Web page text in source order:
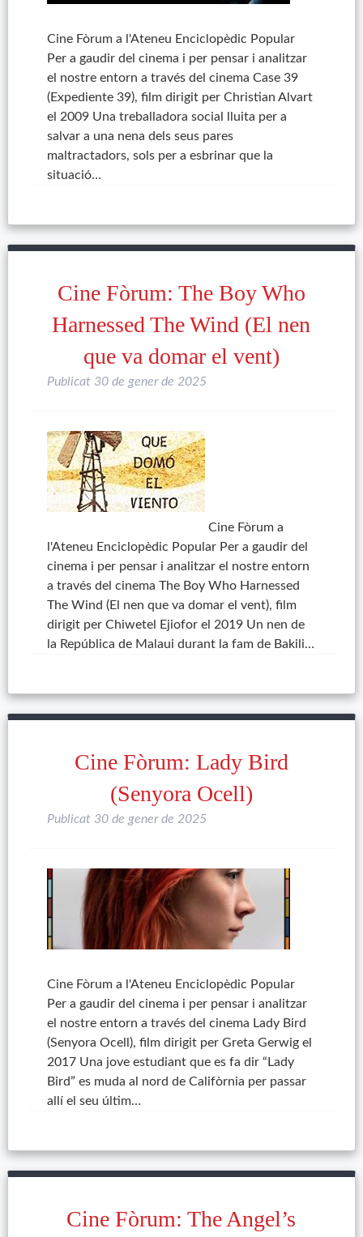
Cine Fòrum a l'Ateneu Enciclopèdic Popular
Per a gaudir del cinema i per pensar i analitzar
el nostre entorn a través del cinema Case 39
(Expediente 39), film dirigit per Christian Alvart
el 2009 Una treballadora social lluita per a
salvar a una nena dels seus pares
maltractadors, sols per a esbrinar que la
situació…
Cine Fòrum: The Boy Who
Harnessed The Wind (El nen
que va domar el vent)
Publicat 30 de gener de 2025
Cine Fòrum a
l'Ateneu Enciclopèdic Popular Per a gaudir del
cinema i per pensar i analitzar el nostre entorn
a través del cinema The Boy Who Harnessed
The Wind (El nen que va domar el vent), film
dirigit per Chiwetel Ejiofor el 2019 Un nen de
la República de Malaui durant la fam de Bakili…
Cine Fòrum: Lady Bird
(Senyora Ocell)
Publicat 30 de gener de 2025
Cine Fòrum a l'Ateneu Enciclopèdic Popular
Per a gaudir del cinema i per pensar i analitzar
el nostre entorn a través del cinema Lady Bird
(Senyora Ocell), film dirigit per Greta Gerwig el
2017 Una jove estudiant que es fa dir “Lady
Bird” es muda al nord de Califòrnia per passar
allí el seu últim…
Cine Fòrum: The Angel’s